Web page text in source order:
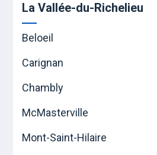
La Vallée-du-Richelieu
Beloeil
Carignan
Chambly
McMasterville
Mont-Saint-Hilaire